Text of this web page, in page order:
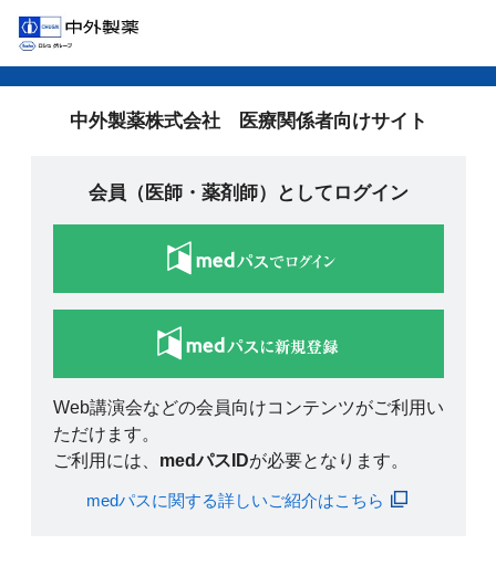
中外製薬株式会社 医療関係者向けサイト
会員（医師・薬剤師）としてログイン
Web講演会などの会員向けコンテンツがご利用い
ただけます。
ご利用には、 medパスIDが必要となります。
medパスに関する詳しいご紹介はこちら